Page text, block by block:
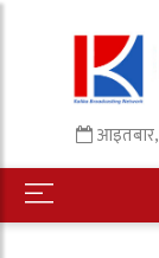
आइतबार,